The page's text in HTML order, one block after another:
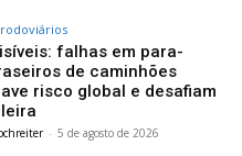
falhas em para-
de caminhões
risco global e desafiam
- 5 de agosto de 2026